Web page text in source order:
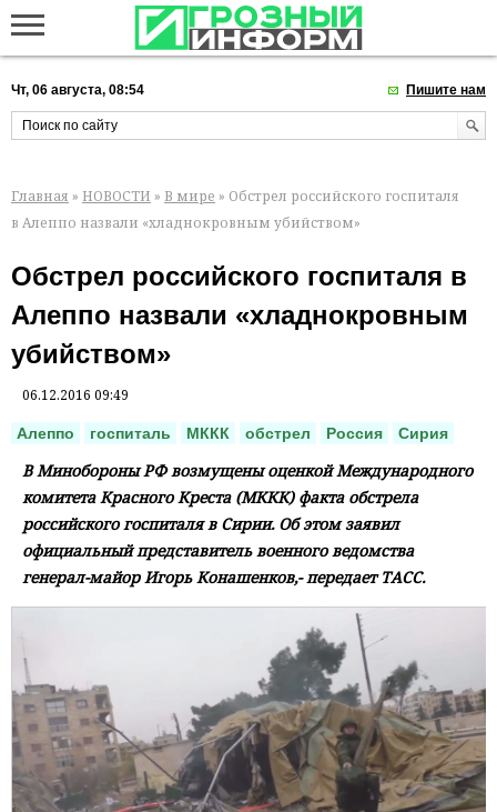
Чт, 06 августа, 08:54 Пишите нам
Главная » НОВОСТИ » В мире » Обстрел российского госпиталя
в Алеппо назвали «хладнокровным убийством»
Обстрел российского госпиталя в
Алеппо назвали «хладнокровным
убийством»
06.12.2016 09:49
Алеппо госпиталь МККК обстрел Россия Сирия
В Минобороны РФ возмущены оценкой Международного
комитета Красного Креста (МККК) факта обстрела
российского госпиталя в Сирии. Об этом заявил
официальный представитель военного ведомства
генерал-майор Игорь Конашенков,- передает ТАСС.